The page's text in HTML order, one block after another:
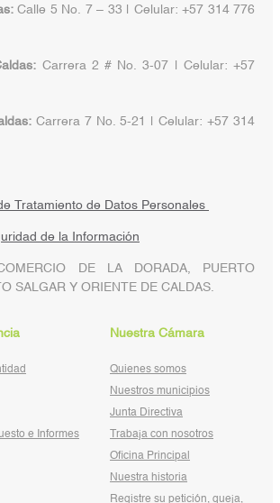
Calle 5 No. 7 – 33 | Celular: +57 314 776
Carrera 2 # No. 3-07 | Celular: +57
Carrera 7 No. 5-21 | Celular: +57 314
Tratamiento de Datos Personales
de la Información
DE LA DORADA, PUERTO
SALGAR Y ORIENTE DE CALDAS.
e Informes
Nuestra Cámara
Quienes somos
Nuestros municipios
Junta Directiva
Trabaja con nosotros
Oficina Principal
Nuestra historia
Registre su petición, queja,